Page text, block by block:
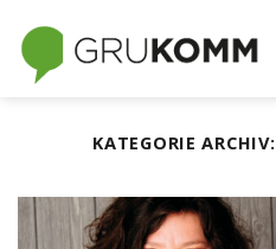
content
KATEGORIE ARCHIV: